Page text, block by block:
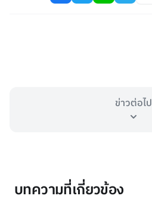
ข่าวต่อไป
บทความที่เกี่ยวข้อง